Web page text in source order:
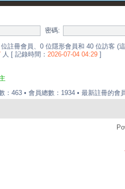
密碼:
註冊會員、0 位隱形會員和 40 位訪客 (
人 [ 記錄時間： 2026-07-04 04:29 ]
： 463 • 會員總數： 1934 • 最新註冊的會